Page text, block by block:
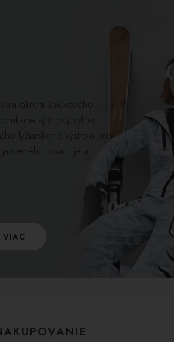
okrem špičkového
aj široký výber
lyžiarskeho výstroja pre
tovaru je aj
VIAC